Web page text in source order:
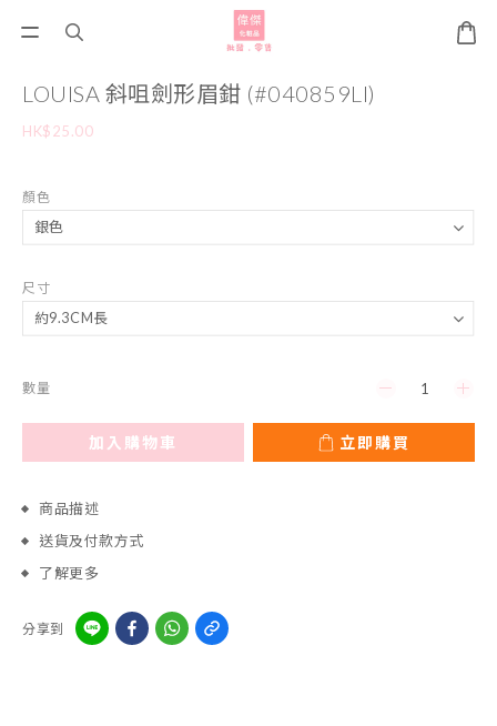
LOUISA 斜咀劍形眉鉗 (#040859LI)
HK$25.00
顏色
尺寸
數量
加入購物車 立即購買
商品描述
送貨及付款方式
了解更多
分享到